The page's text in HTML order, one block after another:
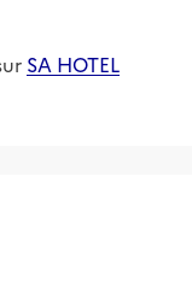
SA HOTEL